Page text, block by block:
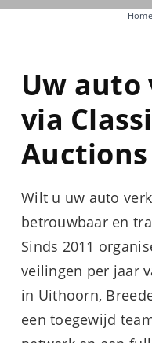
Home
Uw auto
via
Auctions
Wilt u uw auto
betrouwbaar en
Sinds 2011
veilingen per jaar
in Uithoorn,
een toegewijd